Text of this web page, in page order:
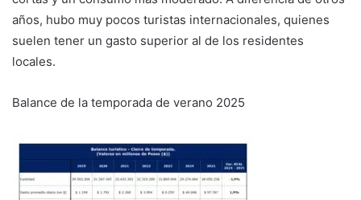
años, hubo muy pocos turistas internacionales, quienes
suelen tener un gasto superior al de los residentes
locales.
Balance de la temporada de verano 2025